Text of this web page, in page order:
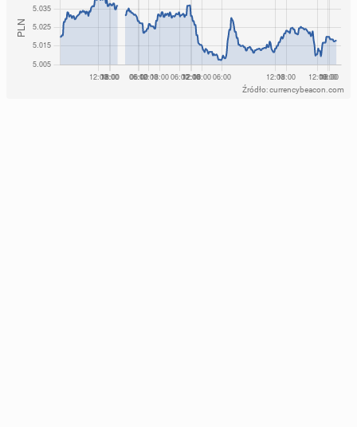
Źródło: currencybeacon.com